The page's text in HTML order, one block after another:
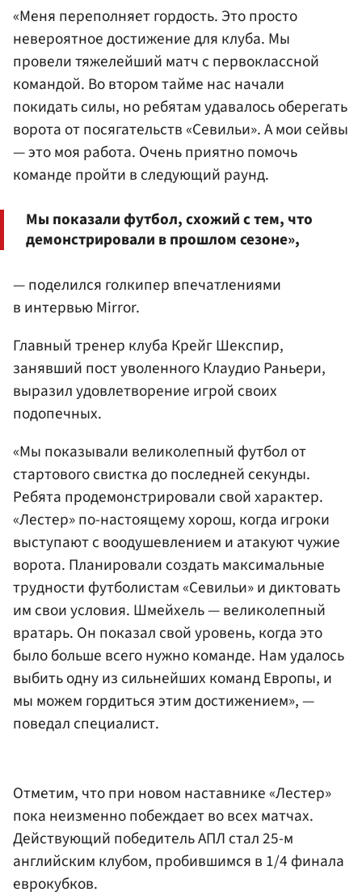
«Меня переполняет гордость. Это просто
невероятное достижение для клуба. Мы
провели тяжелейший матч с первоклассной
командой. Во втором тайме нас начали
покидать силы, но ребятам удавалось оберегать
ворота от посягательств «Севильи». А мои сейвы
— это моя работа. Очень приятно помочь
команде пройти в следующий раунд.
Мы показали футбол, схожий с тем, что
демонстрировали в прошлом сезоне»,
— поделился голкипер впечатлениями
в интервью Mirror.
Главный тренер клуба Крейг Шекспир,
занявший пост уволенного Клаудио Раньери,
выразил удовлетворение игрой своих
подопечных.
«Мы показывали великолепный футбол от
стартового свистка до последней секунды.
Ребята продемонстрировали свой характер.
«Лестер» по-настоящему хорош, когда игроки
выступают с воодушевлением и атакуют чужие
ворота. Планировали создать максимальные
трудности футболистам «Севильи» и диктовать
им свои условия. Шмейхель — великолепный
вратарь. Он показал свой уровень, когда это
было больше всего нужно команде. Нам удалось
выбить одну из сильнейших команд Европы, и
мы можем гордиться этим достижением», —
поведал специалист.
Отметим, что при новом наставнике «Лестер»
пока неизменно побеждает во всех матчах.
Действующий победитель АПЛ стал 25-м
английским клубом, пробившимся в 1/4 финала
еврокубков.